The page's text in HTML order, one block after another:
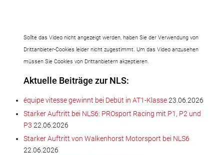
Sollte das Video nicht angezeigt werden, haben Sie der Verwendung von
Drittanbieter-Cookies leider nicht zugestimmt. Um das Video anzusehen
müssen Sie Cookies von Drittanbietern akzeptieren.
Aktuelle Beiträge zur NLS:
équipe vitesse gewinnt bei Debüt in AT1-Klasse23.06.2026
Starker Auftritt bei NLS6: PROsport Racing mit P1, P2 und
P3 22.06.2026
Starker Auftritt von Walkenhorst Motorsport bei NLS6
22.06.2026